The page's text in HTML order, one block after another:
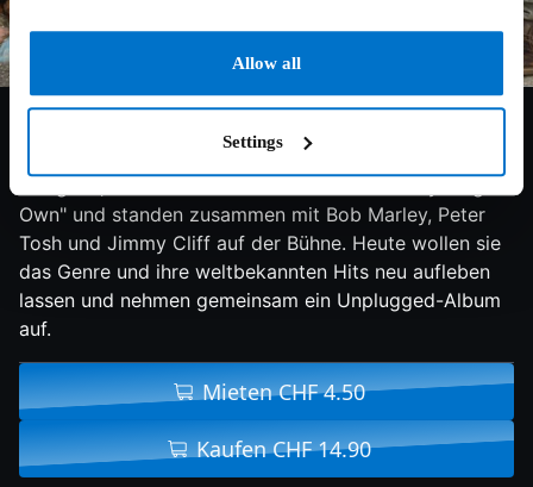
Allow all
Settings
7.2/10 2019 99 min Doku
Sie waren Leader wegweisender Bands wie «The
Congos», hatten Nummer-Eins-Hits wie "Everything I
Own" und standen zusammen mit Bob Marley, Peter
Tosh und Jimmy Cliff auf der Bühne. Heute wollen sie
das Genre und ihre weltbekannten Hits neu aufleben
lassen und nehmen gemeinsam ein Unplugged-Album
auf.
Mieten CHF 4.50
Kaufen CHF 14.90